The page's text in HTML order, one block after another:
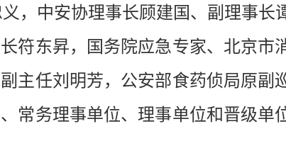
，中安协理事长顾建国、副理事长
符东昇，国务院应急专家、北京市
主任刘明芳，公安部食药侦局原副
常务理事单位、理事单位和晋级单